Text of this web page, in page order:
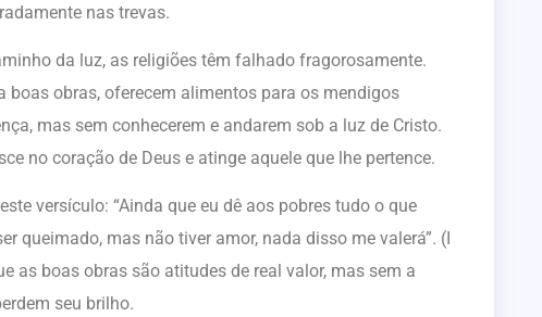
nas trevas.
da luz, as religiões têm falhado fragorosamente.
boas obras, oferecem alimentos para os mendigos
mas sem conhecerem e andarem sob a luz de Cristo.
no coração de Deus e atinge aquele que lhe pertence.
versículo: “Ainda que eu dê aos pobres tudo o que
queimado, mas não tiver amor, nada disso me valerá”. (I
as boas obras são atitudes de real valor, mas sem a
seu brilho.